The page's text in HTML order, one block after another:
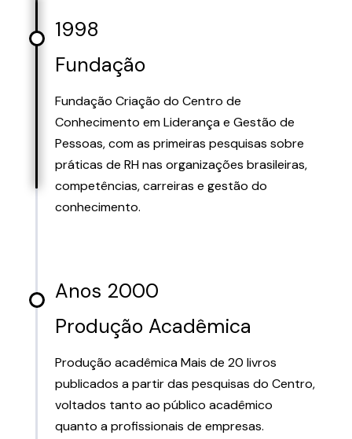
1998
Fundação
Fundação Criação do Centro de
Conhecimento em Liderança e Gestão de
Pessoas, com as primeiras pesquisas sobre
práticas de RH nas organizações brasileiras,
competências, carreiras e gestão do
conhecimento.
Anos 2000
Produção Acadêmica
Produção acadêmica Mais de 20 livros
publicados a partir das pesquisas do Centro,
voltados tanto ao público acadêmico
quanto a profissionais de empresas.